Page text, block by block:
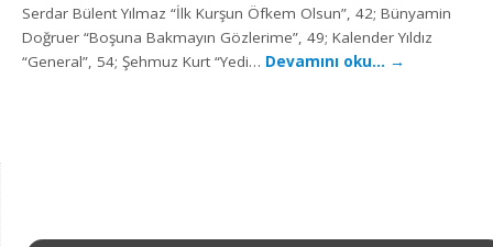
Serdar Bülent Yılmaz “İlk Kurşun Öfkem Olsun”, 42; Bünyamin
Doğruer “Boşuna Bakmayın Gözlerime”, 49; Kalender Yıldız
“General”, 54; Şehmuz Kurt “Yedi… Devamını oku… →